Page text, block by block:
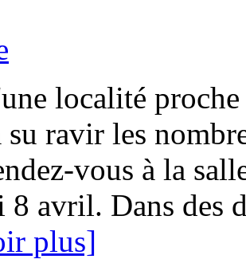
localité
ravir les
vous à la
8 avril. Dans des
plus]